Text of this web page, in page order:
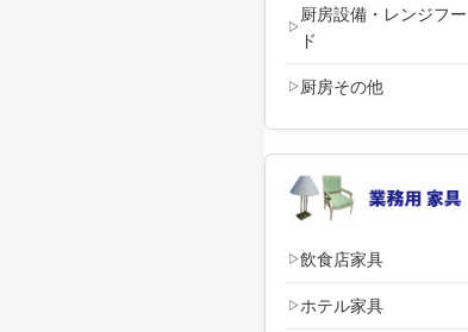
厨房設備・レンジフー
ド
厨房その他
飲食店家具
ホテル家具